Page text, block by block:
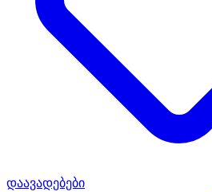
დაავადებები